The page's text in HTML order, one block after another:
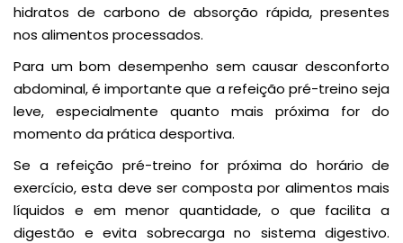
hidratos de carbono de absorção rápida, presentes
nos alimentos processados.
Para um bom desempenho sem causar desconforto
abdominal, é importante que a refeição pré-treino seja
leve, especialmente quanto mais próxima for do
momento da prática desportiva.
Se a refeição pré-treino for próxima do horário de
exercício, esta deve ser composta por alimentos mais
líquidos e em menor quantidade, o que facilita a
digestão e evita sobrecarga no sistema digestivo.